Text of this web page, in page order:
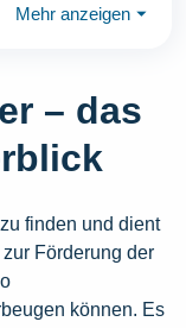
Mehr anzeigen ⏷
– das
finden und dient
Förderung der
können. Es